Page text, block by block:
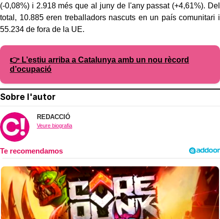
(-0,08%) i 2.918 més que al juny de l'any passat (+4,61%). Del
total, 10.885 eren treballadors nascuts en un país comunitari i
55.234 de fora de la UE.
👉 L’estiu arriba a Catalunya amb un nou rècord
d’ocupació
Sobre l'autor
REDACCIÓ
Veure biografia